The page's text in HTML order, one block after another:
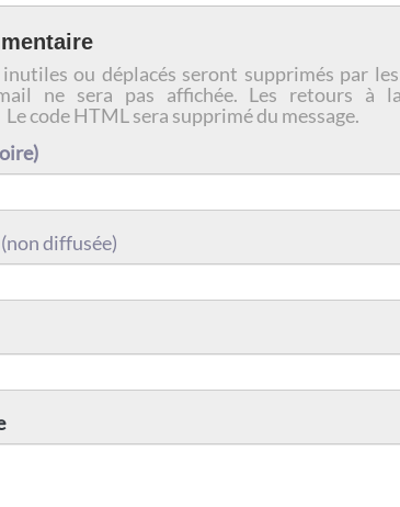
ou déplacés seront supprimés par
ne sera pas affichée. Les retours à
code HTML sera supprimé du message.
(non diffusée)